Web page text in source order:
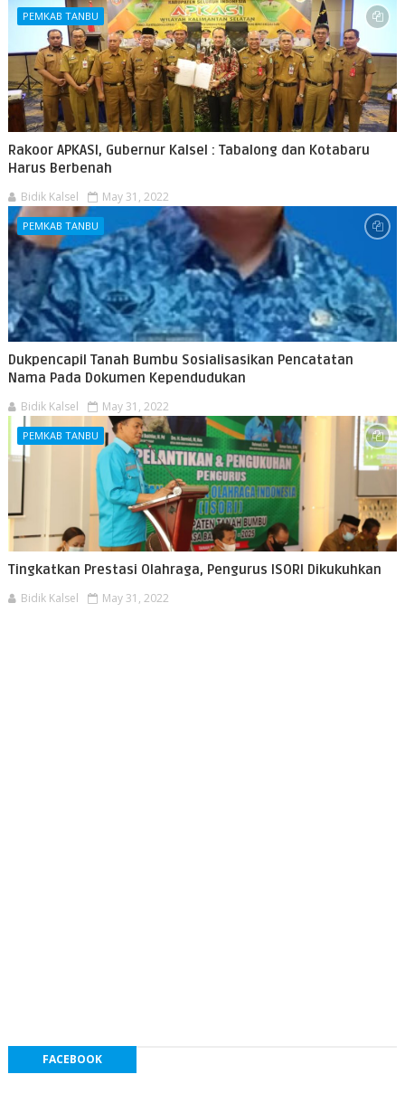
PEMKAB TANBU
Rakoor APKASI, Gubernur Kalsel : Tabalong dan Kotabaru
Harus Berbenah
Bidik Kalsel May 31, 2022
PEMKAB TANBU
Dukpencapil Tanah Bumbu Sosialisasikan Pencatatan
Nama Pada Dokumen Kependudukan
Bidik Kalsel May 31, 2022
PEMKAB TANBU
Tingkatkan Prestasi Olahraga, Pengurus ISORI Dikukuhkan
Bidik Kalsel May 31, 2022
FACEBOOK